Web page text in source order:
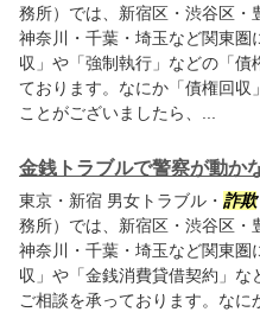
務所）では、新宿区・渋谷区・
神奈川・千葉・埼玉など関東圏
収」や「強制執行」などの「債
ております。なにか「債権回
ことがございましたら、...
金銭トラブルで警察が動か
東京・新宿 男女トラブル・ 詐欺
務所）では、新宿区・渋谷区・
神奈川・千葉・埼玉など関東圏
収」や「金銭消費貸借契約」
ご相談を承っております。な